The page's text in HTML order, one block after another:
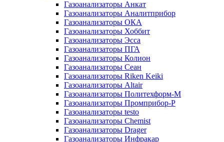
Газоанализаторы Анкат
Газоанализаторы Аналитприбор
Газоанализаторы ОКА
Газоанализаторы Хоббит
Газоанализаторы Эсса
Газоанализаторы ПГА
Газоанализаторы Колион
Газоанализаторы Сеан
Газоанализаторы Riken Keiki
Газоанализаторы Altair
Газоанализаторы Политехформ-М
Газоанализаторы Промприбор-Р
Газоанализаторы testo
Газоанализаторы Chemist
Газоанализаторы Drager
Газоанализаторы Инфракар